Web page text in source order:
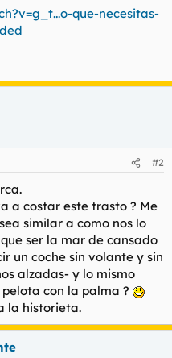
que-necesitas-
#2
a costar este trasto ? Me
similar a como nos lo
ser la mar de cansado
un coche sin volante y sin
alzadas- y lo mismo
con la palma ?
la historieta.